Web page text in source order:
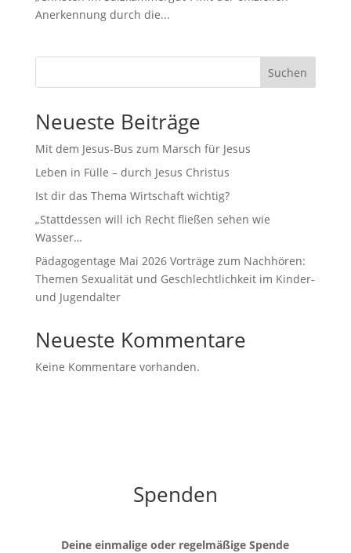
Anerkennung durch die...
Suchen
Neueste Beiträge
Mit dem Jesus-Bus zum Marsch für Jesus
Leben in Fülle – durch Jesus Christus
Ist dir das Thema Wirtschaft wichtig?
„Stattdessen will ich Recht fließen sehen wie
Wasser…
Pädagogentage Mai 2026 Vorträge zum Nachhören:
Themen Sexualität und Geschlechtlichkeit im Kinder-
und Jugendalter
Neueste Kommentare
Keine Kommentare vorhanden.
Spenden
Deine einmalige oder regelmäßige Spende